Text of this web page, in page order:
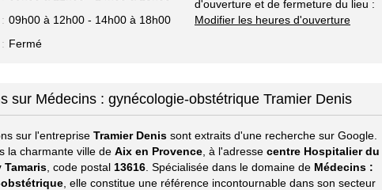
09h00 à 12h00 - 14h00 à 18h00
Fermé
d'ouverture et de fermeture du lieu :
Modifier les heures d'ouverture
sur Médecins : gynécologie-obstétrique Tramier Denis
sur l'entreprise Tramier Denis sont extraits d'une recherche sur Google.
la charmante ville de Aix en Provence , à l'adresse centre Hospitalier du
Tamaris , code postal 13616 . Spécialisée dans le domaine de Médecins :
, elle constitue une référence incontournable dans son secteur